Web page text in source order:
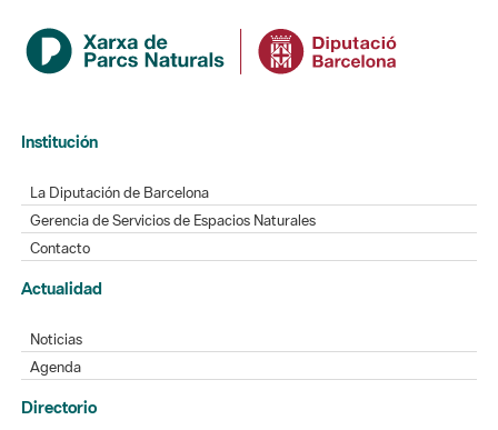
Institución
La Diputación de Barcelona
Gerencia de Servicios de Espacios Naturales
Contacto
Actualidad
Noticias
Agenda
Directorio